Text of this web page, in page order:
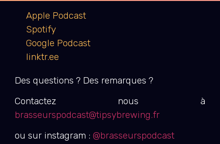
Apple Podcast
Spotify
Google Podcast
linktr.ee
Des questions ? Des remarques ?
Contactez nous à
brasseurspodcast@tipsybrewing.fr
ou sur instagram : @brasseurspodcast